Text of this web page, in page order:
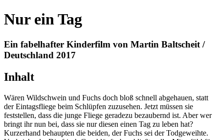
Nur ein Tag
Ein fabelhafter Kinderfilm von Martin Baltscheit /
Deutschland 2017
Inhalt
Wären Wildschwein und Fuchs doch bloß schnell abgehauen, statt
der Eintagsfliege beim Schlüpfen zuzusehen. Jetzt müssen sie
feststellen, dass die junge Fliege geradezu bezaubernd ist. Aber wer
bringt ihr nun bei, dass sie nur diesen einen Tag zu leben hat?
Kurzerhand behaupten die beiden, der Fuchs sei der Todgeweihte.